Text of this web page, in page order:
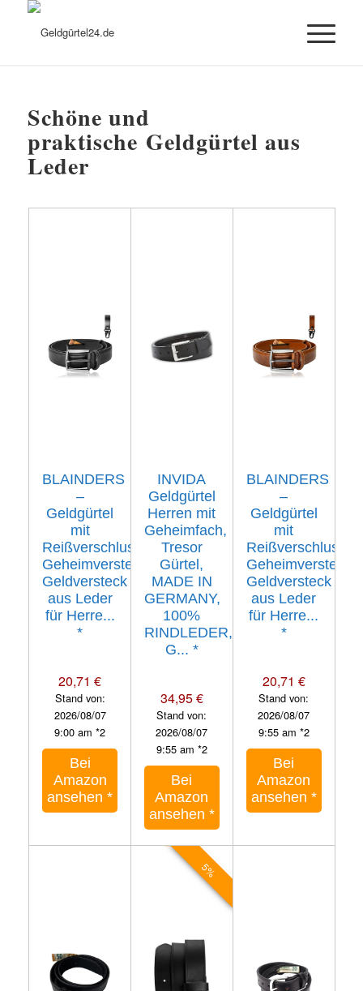
Schöne und
praktische Geldgürtel aus
Leder
BLAINDERS
–
Geldgürtel
mit
Reißverschluss
Geheimversteck,
Geldversteck
aus Leder
für Herre...
*
20,71 €
Stand von:
2026/08/07
9:00 am *2
Bei
Amazon
ansehen*
INVIDA
Geldgürtel
Herren mit
Geheimfach,
Tresor
Gürtel,
MADE IN
GERMANY,
100%
RINDLEDER,
G... *
34,95 €
Stand von:
2026/08/07
9:55 am *2
Bei
Amazon
ansehen *
BLAINDERS
–
Geldgürtel
mit
Reißverschluss
Geheimversteck,
Geldversteck
aus Leder
für Herre...
*
20,71 €
Stand von:
2026/08/07
9:55 am *2
Bei
Amazon
ansehen *
5%